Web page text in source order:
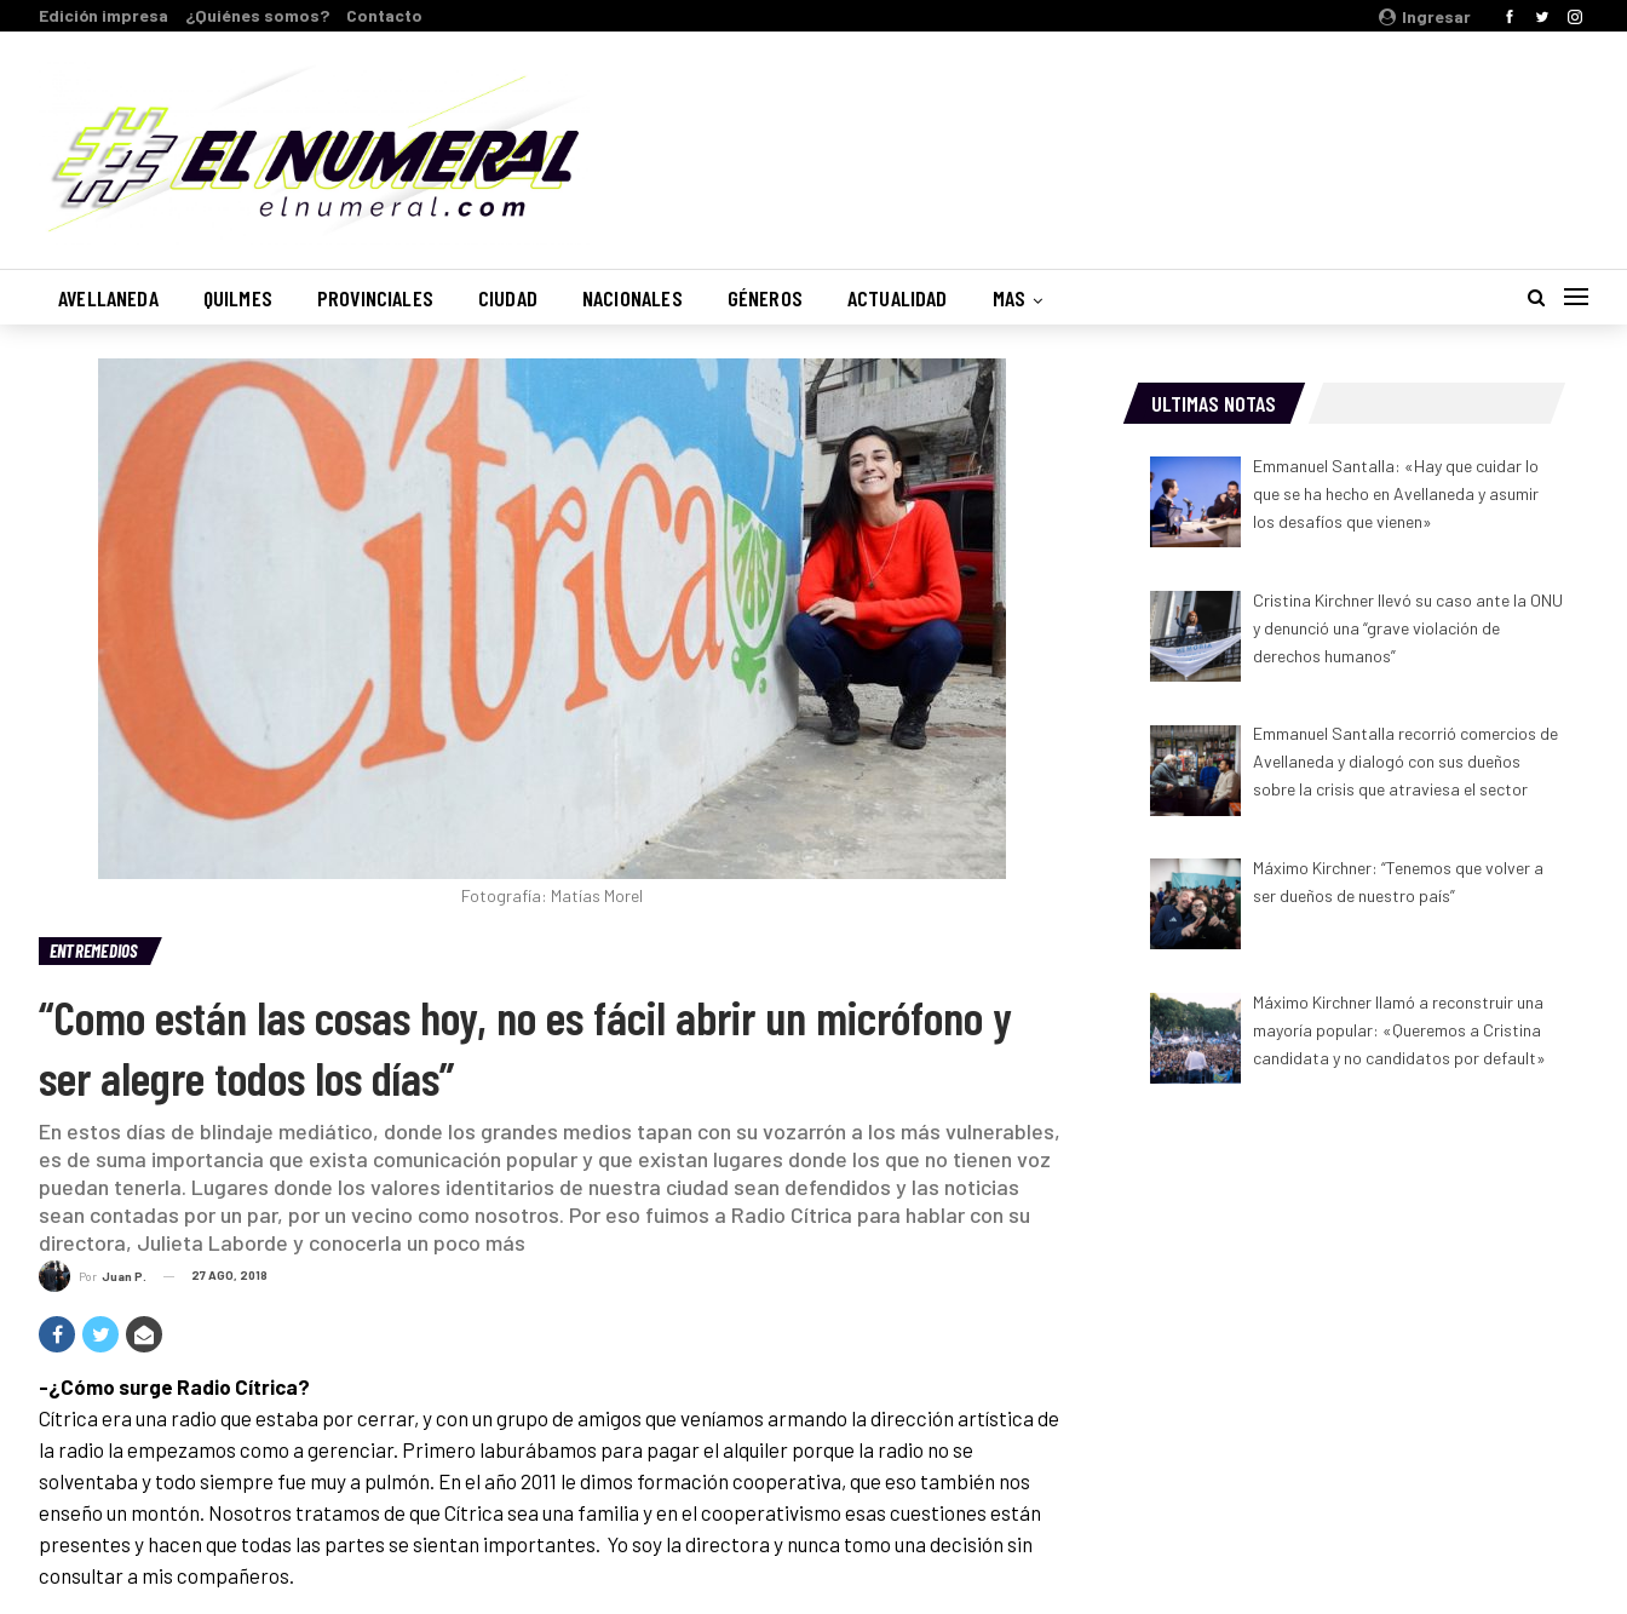
Ingresar
Edición impresa ¿Quiénes somos? Contacto
AVELLANEDA QUILMES PROVINCIALES CIUDAD NACIONALES GÉNEROS ACTUALIDAD MAS
Fotografía: Matías Morel
ENTREMEDIOS
“Como están las cosas hoy, no es fácil abrir un micrófono y
ser alegre todos los días”
En estos días de blindaje mediático, donde los grandes medios tapan con su vozarrón a los más vulnerables,
es de suma importancia que exista comunicación popular y que existan lugares donde los que no tienen voz
puedan tenerla. Lugares donde los valores identitarios de nuestra ciudad sean defendidos y las noticias
sean contadas por un par, por un vecino como nosotros. Por eso fuimos a Radio Cítrica para hablar con su
directora, Julieta Laborde y conocerla un poco más
Por Juan P. 27 AGO, 2018
-¿Cómo surge Radio Cítrica?
Cítrica era una radio que estaba por cerrar, y con un grupo de amigos que veníamos armando la dirección artística de
la radio la empezamos como a gerenciar. Primero laburábamos para pagar el alquiler porque la radio no se
solventaba y todo siempre fue muy a pulmón. En el año 2011 le dimos formación cooperativa, que eso también nos
enseño un montón. Nosotros tratamos de que Cítrica sea una familia y en el cooperativismo esas cuestiones están
presentes y hacen que todas las partes se sientan importantes. Yo soy la directora y nunca tomo una decisión sin
consultar a mis compañeros.
ULTIMAS NOTAS
Emmanuel Santalla: «Hay que cuidar lo
que se ha hecho en Avellaneda y asumir
los desafíos que vienen»
Cristina Kirchner llevó su caso ante la ONU
y denunció una “grave violación de
derechos humanos”
Emmanuel Santalla recorrió comercios de
Avellaneda y dialogó con sus dueños
sobre la crisis que atraviesa el sector
Máximo Kirchner: “Tenemos que volver a
ser dueños de nuestro país”
Máximo Kirchner llamó a reconstruir una
mayoría popular: «Queremos a Cristina
candidata y no candidatos por default»